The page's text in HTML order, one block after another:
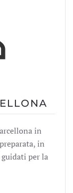
in
in
per la